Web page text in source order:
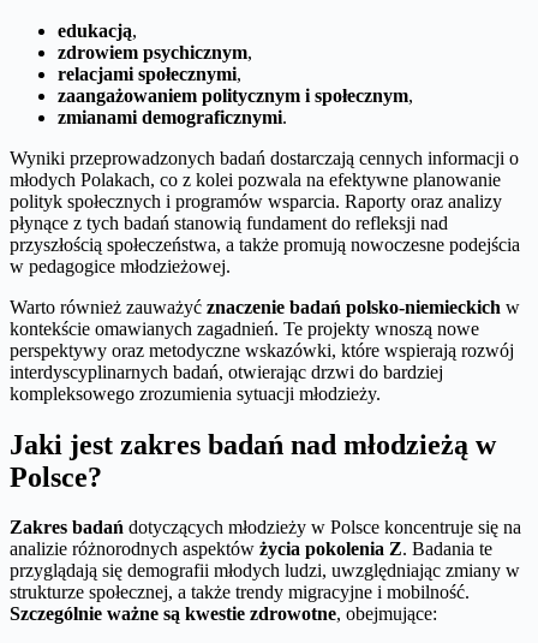
edukacją,
zdrowiem psychicznym,
relacjami społecznymi,
zaangażowaniem politycznym i społecznym,
zmianami demograficznymi.
Wyniki przeprowadzonych badań dostarczają cennych informacji o
młodych Polakach, co z kolei pozwala na efektywne planowanie
polityk społecznych i programów wsparcia. Raporty oraz analizy
płynące z tych badań stanowią fundament do refleksji nad
przyszłością społeczeństwa, a także promują nowoczesne podejścia
w pedagogice młodzieżowej.
Warto również zauważyć znaczenie badań polsko-niemieckich w
kontekście omawianych zagadnień. Te projekty wnoszą nowe
perspektywy oraz metodyczne wskazówki, które wspierają rozwój
interdyscyplinarnych badań, otwierając drzwi do bardziej
kompleksowego zrozumienia sytuacji młodzieży.
Jaki jest zakres badań nad młodzieżą w
Polsce?
Zakres badań dotyczących młodzieży w Polsce koncentruje się na
analizie różnorodnych aspektów życia pokolenia Z. Badania te
przyglądają się demografii młodych ludzi, uwzględniając zmiany w
strukturze społecznej, a także trendy migracyjne i mobilność.
Szczególnie ważne są kwestie zdrowotne, obejmujące: